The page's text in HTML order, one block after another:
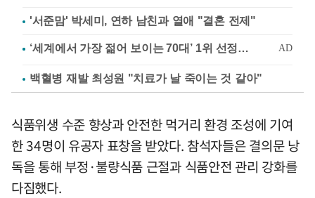
'서준맘' 박세미, 연하 남친과 열애 "결혼 전제"
백혈병 재발 최성원 "치료가 날 죽이는 것 같아"
식품위생 수준 향상과 안전한 먹거리 환경 조성에 기여
한 34명이 유공자 표창을 받았다. 참석자들은 결의문 낭
독을 통해 부정·불량식품 근절과 식품안전 관리 강화를
다짐했다.